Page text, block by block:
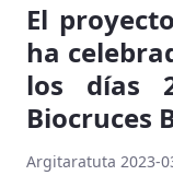
El
ha
los días
Biocruces
Argitaratuta 2023-